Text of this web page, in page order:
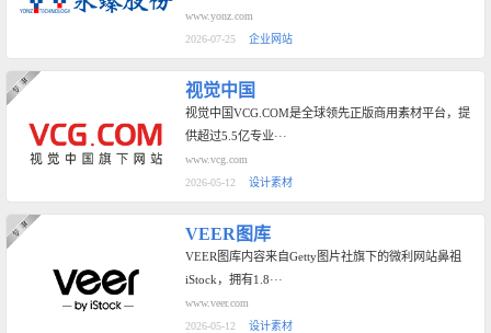
www.yonz.com
2026-07-25
企业网站
视觉中国
视觉中国VCG.COM是全球领先正版商用素材平台，提
供超过5.5亿专业···
www.vcg.com
2026-05-12
设计素材
VEER图库
VEER图库内容来自Getty图片社旗下的微利网站鼻祖
iStock，拥有1.8···
www.veer.com
2026-05-12
设计素材